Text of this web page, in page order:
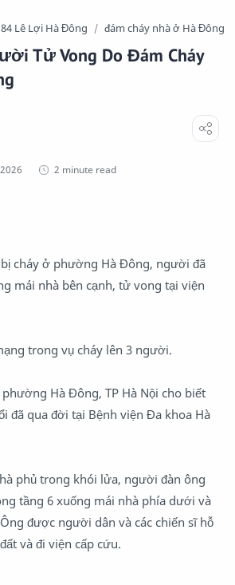
Lê Lợi Hà Đông đám cháy nhà ở Hà Đông
Tử Vong Do Đám Cháy
2 minute read
bị cháy ở phường Hà Đông, người đã
mái nhà bên cạnh, tử vong tại viện
trong vụ cháy lên 3 người.
Hà Đông, TP Hà Nội cho biết
đã qua đời tại Bệnh viện Đa khoa Hà
phủ trong khói lửa, người đàn ông
tầng 6 xuống mái nhà phía dưới và
được người dân và các chiến sĩ hỗ
và đi viện cấp cứu.